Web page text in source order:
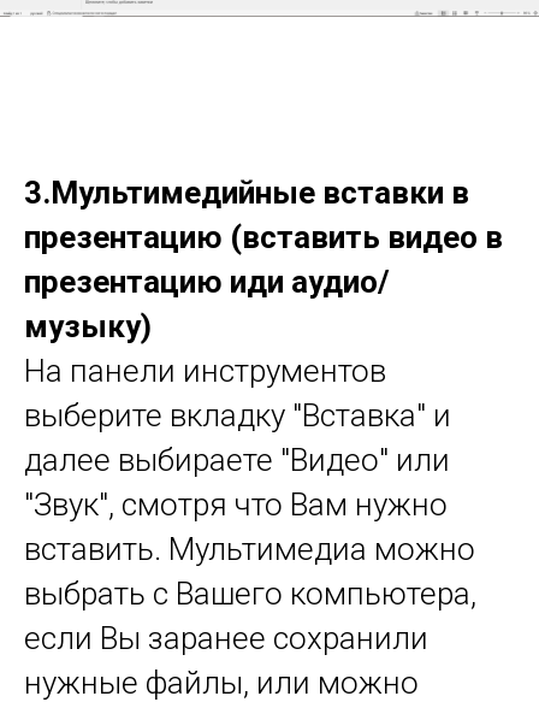
3.Мультимедийные вставки в
презентацию (вставить видео в
презентацию иди аудио/
музыку)
На панели инструментов
выберите вкладку "Вставка" и
далее выбираете "Видео" или
"Звук", смотря что Вам нужно
вставить. Мультимедиа можно
выбрать с Вашего компьютера,
если Вы заранее сохранили
нужные файлы, или можно